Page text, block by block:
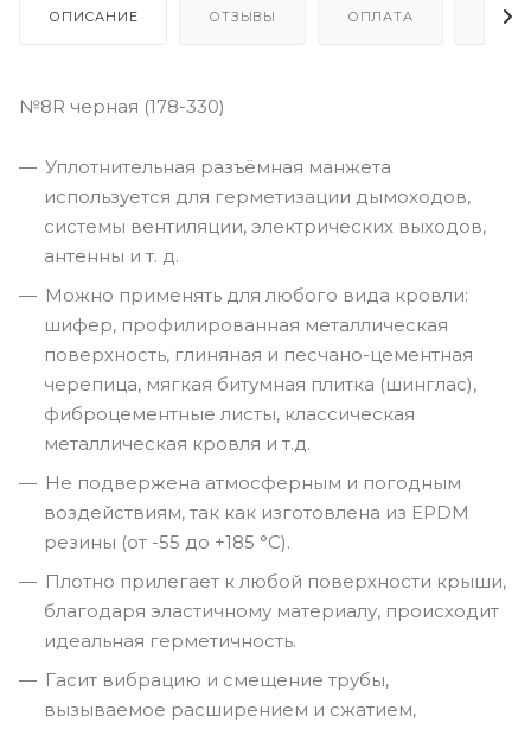
ОПИСАНИЕ ОТЗЫВЫ ОПЛАТА
№8R черная (178-330)
Уплотнительная разъёмная манжета
используется для герметизации дымоходов,
системы вентиляции, электрических выходов,
антенны и т. д.
Можно применять для любого вида кровли:
шифер, профилированная металлическая
поверхность, глиняная и песчано-цементная
черепица, мягкая битумная плитка (шинглас),
фиброцементные листы, классическая
металлическая кровля и т.д.
Не подвержена атмосферным и погодным
воздействиям, так как изготовлена из EPDM
резины (от -55 до +185 °C).
Плотно прилегает к любой поверхности крыши,
благодаря эластичному материалу, происходит
идеальная герметичность.
Гасит вибрацию и смещение трубы,
вызываемое расширением и сжатием,